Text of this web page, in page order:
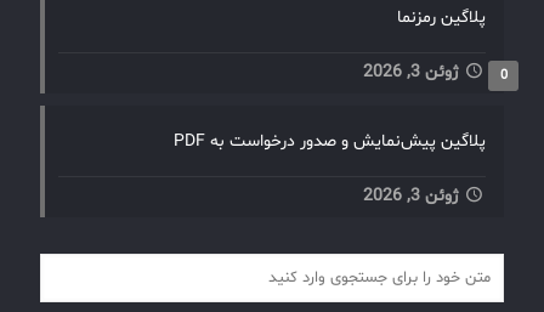
پلاگین رمزنما
ژوئن 3, 2026 0
پلاگین پیش‌نمایش و صدور درخواست به PDF
ژوئن 3, 2026